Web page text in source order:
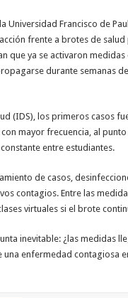
Universidad Francisco de
frente a brotes de salud
que ya se activaron
durante semanas
(IDS), los primeros casos
mayor frecuencia, al
entre estudiantes.
de casos,
contagios. Entre las
virtuales si el brote
inevitable: ¿las medidas
enfermedad contagiosa